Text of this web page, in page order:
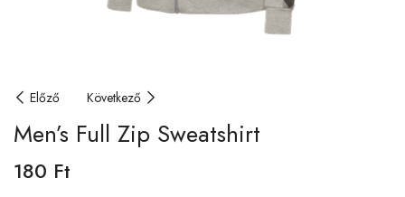
Előző Következő
Men’s Full Zip Sweatshirt
180 Ft